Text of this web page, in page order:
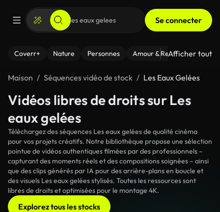
Se connecter
Coverr+ Nature Personnes Amour & Relations Le
Afficher tout
Maison Séquences vidéo de stock Les Eaux Gelées
Vidéos libres de droits sur Les
eaux gelées
Téléchargez des séquences Les eaux gelées de qualité cinéma
pour vos projets créatifs. Notre bibliothèque propose une sélection
pointue de vidéos authentiques filmées par des professionnels –
capturant des moments réels et des compositions soignées – ainsi
que des clips générés par IA pour des arrière-plans en boucle et
des visuels Les eaux gelées stylisés. Toutes les ressources sont
libres de droits et optimisées pour le montage 4K.
Explorez tous les stocks